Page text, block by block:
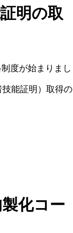
明の取
度が始まりまし
能証明）取得の
化コー